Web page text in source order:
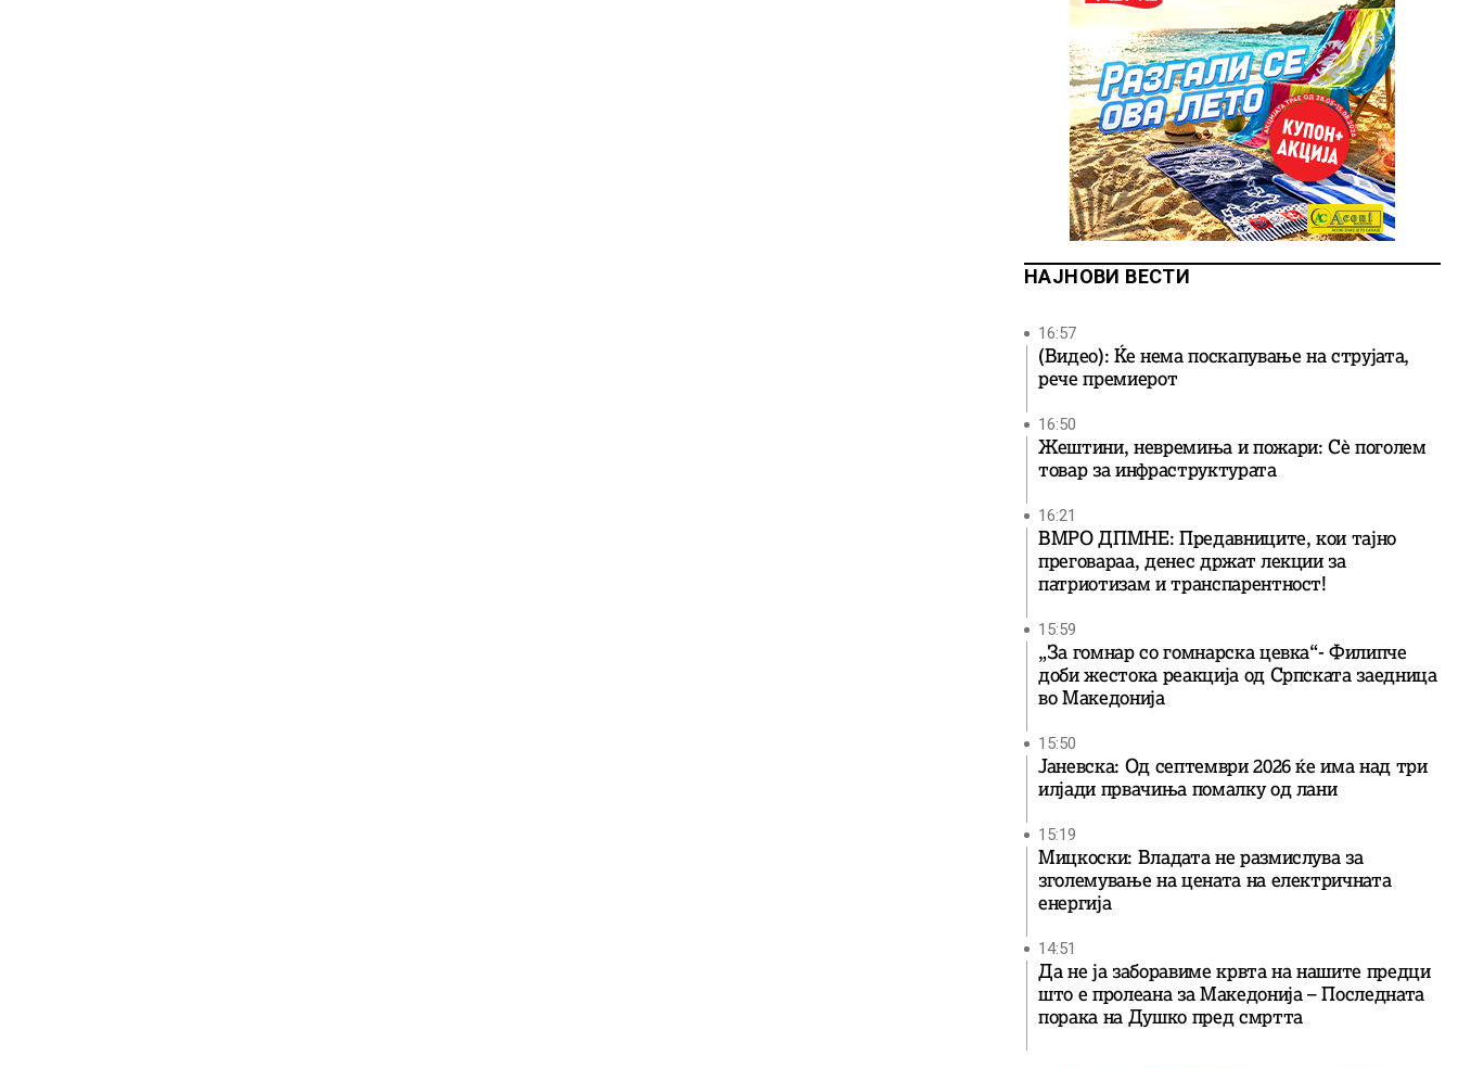
НАЈНОВИ ВЕСТИ
16:57
(Видео): Ќе нема поскапување на струјата,
рече премиерот
16:50
Жештини, невремиња и пожари: Сè поголем
товар за инфраструктурата
16:21
ВМРО ДПМНЕ: Предавниците, кои тајно
преговараа, денес држат лекции за
патриотизам и транспарентност!
15:59
„За гомнар со гомнарска цевка“- Филипче
доби жестока реакција од Српската заедница
во Македонија
15:50
Јаневска: Од септември 2026 ќе има над три
илјади првачиња помалку од лани
15:19
Мицкоски: Владата не размислува за
зголемување на цената на електричната
енергија
14:51
Да не ја заборавиме крвта на нашите предци
што е пролеана за Македонија – Последната
порака на Душко пред смртта